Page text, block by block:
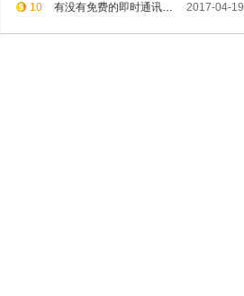
2017-04-19
10 有没有免费的即时通讯系统开发